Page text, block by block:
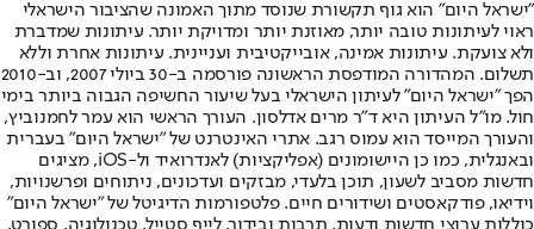
"ישראל היום" הוא גוף תקשורת שנוסד מתוך האמונה שהציבור הישראלי
ראוי לעיתונות טובה יותר, מאוזנת יותר ומדויקת יותר. עיתונות שמדברת
ולא צועקת. עיתונות אמינה, אובייקטיבית ועניינית. עיתונות אחרת וללא
תשלום. המהדורה המודפסת הראשונה פורסמה ב-30 ביולי 2007, וב-2010
הפך "ישראל היום" לעיתון הישראלי בעל שיעור החשיפה הגבוה ביותר בימי
חול. מו"ל העיתון היא ד"ר מרים אדלסון. העורך הראשי הוא עמר לחמנוביץ,
והעורך המייסד הוא עמוס רגב. אתרי האינטרנט של "ישראל היום" בעברית
ובאנגלית, כמו כן היישומונים (אפליקציות) לאנדרואיד ול-iOS, מציגים
חדשות מסביב לשעון, תוכן בלעדי, מבזקים ועדכונים, ניתוחים ופרשנויות,
וידיאו, פודקאסטים ושידורים חיים. פלטפורמות הדיגיטל של "ישראל היום"